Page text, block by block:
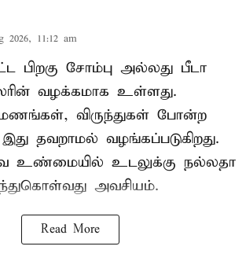
2026, 11:12 am
பிறகு சோம்பு அல்லது பீடா
வழக்கமாக உள்ளது.
விருந்துகள் போன்ற
இது தவறாமல் வழங்கப்படுகிறது.
உடலுக்கு நல்லதா
அவசியம்.
Read More